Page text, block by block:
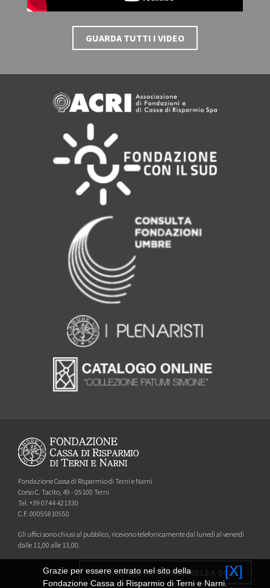
GUARDA TUTTI I VIDEO
Fondazione Cassa di Risparmio di Terni e Narni
Corso C. Tacito, 49 - 05100 Terni
Tel. +39 0744 421330
C.F. 00055810550
Gli uffici sono chiusi al pubblico, ricevono telefonicamente dal lunedì al venerdì
dalle 11,00 alle 13,00.
AREA RISERVATA ASSEMBLEA SOCI
[X]
Grazie per essere entrato nel sito della
Fondazione Cassa di Risparmio di Terni e Narni.